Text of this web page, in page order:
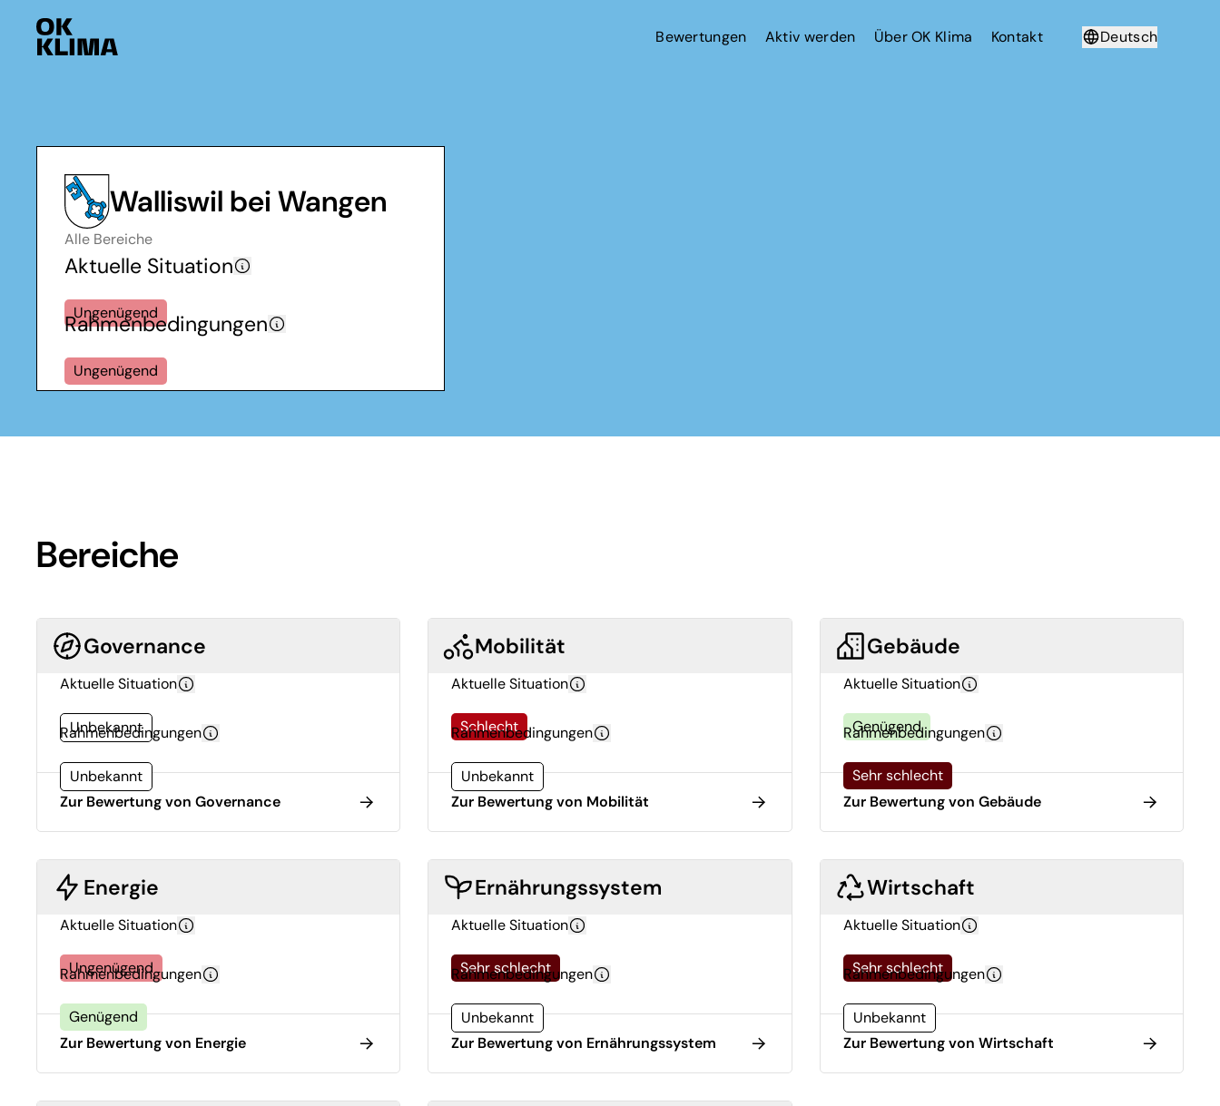
Bewertungen Aktiv werden Über OK Klima Kontakt
Deutsch
Walliswil bei Wangen
Alle Bereiche
Aktuelle Situation
Ungenügend
Rahmenbedingungen
Ungenügend
Bereiche
Governance
Aktuelle Situation
Unbekannt
Rahmenbedingungen
Unbekannt
Zur Bewertung von Governance
Mobilität
Aktuelle Situation
Schlecht
Rahmenbedingungen
Unbekannt
Zur Bewertung von Mobilität
Gebäude
Aktuelle Situation
Genügend
Rahmenbedingungen
Sehr schlecht
Zur Bewertung von Gebäude
Energie
Aktuelle Situation
Ungenügend
Rahmenbedingungen
Genügend
Zur Bewertung von Energie
Ernährungssystem
Aktuelle Situation
Sehr schlecht
Rahmenbedingungen
Unbekannt
Zur Bewertung von Ernährungssystem
Wirtschaft
Aktuelle Situation
Sehr schlecht
Rahmenbedingungen
Unbekannt
Zur Bewertung von Wirtschaft